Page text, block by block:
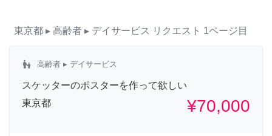
東京都 ▸ 高齢者 ▸ デイサービス リクエスト 1ページ目
escalator_warning 高齢者 ▸ デイサービス
スケッターのポスターを作って欲しい
東京都
¥70,000